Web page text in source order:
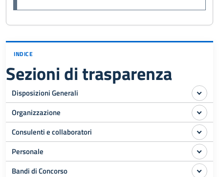
INDICE
Sezioni di trasparenza
Disposizioni Generali
Organizzazione
Consulenti e collaboratori
Personale
Bandi di Concorso